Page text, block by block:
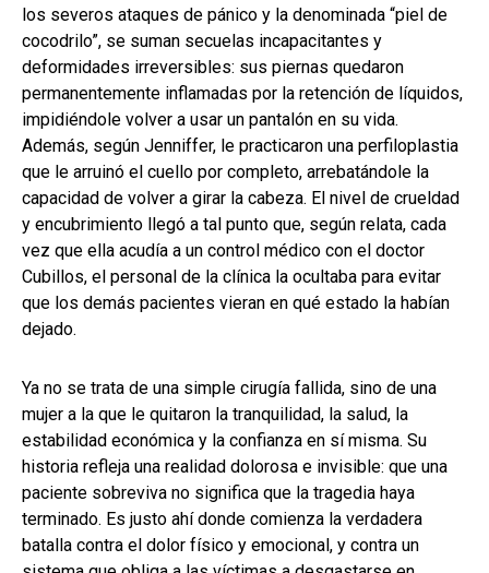
los severos ataques de pánico y la denominada “piel de
cocodrilo”, se suman secuelas incapacitantes y
deformidades irreversibles: sus piernas quedaron
permanentemente inflamadas por la retención de líquidos,
impidiéndole volver a usar un pantalón en su vida.
Además, según Jenniffer, le practicaron una perfiloplastia
que le arruinó el cuello por completo, arrebatándole la
capacidad de volver a girar la cabeza. El nivel de crueldad
y encubrimiento llegó a tal punto que, según relata, cada
vez que ella acudía a un control médico con el doctor
Cubillos, el personal de la clínica la ocultaba para evitar
que los demás pacientes vieran en qué estado la habían
dejado.
Ya no se trata de una simple cirugía fallida, sino de una
mujer a la que le quitaron la tranquilidad, la salud, la
estabilidad económica y la confianza en sí misma. Su
historia refleja una realidad dolorosa e invisible: que una
paciente sobreviva no significa que la tragedia haya
terminado. Es justo ahí donde comienza la verdadera
batalla contra el dolor físico y emocional, y contra un